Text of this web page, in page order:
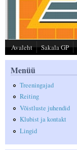
Avaleht Sakala GP
Menüü
Treeningajad
Reiting
Võistluste juhendid
Klubist ja kontakt
Lingid